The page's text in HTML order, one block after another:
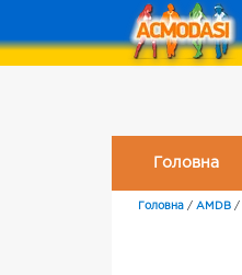
Головна
Головна / AMDB /